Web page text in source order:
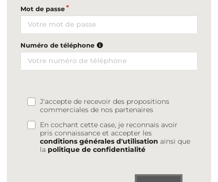
Mot de passe
Numéro de téléphone
J'accepte de recevoir des propositions
commerciales de nos partenaires
En cochant cette case, je reconnais avoir
pris connaissance et accepter les
conditions générales d'utilisation ainsi que
la politique de confidentialité